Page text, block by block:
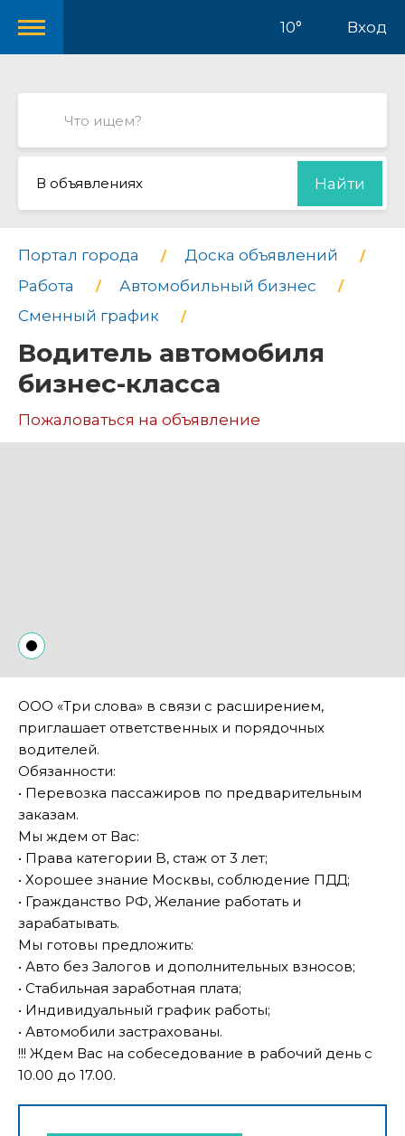
10° Вход
В объявлениях Найти
Портал города
Доска объявлений
Работа
Автомобильный бизнес
Сменный график
Водитель автомобиля
бизнес-класса
Пожаловаться на объявление
ООО «Три слова» в связи с расширением,
приглашает ответственных и порядочных
водителей.
Обязанности:
• Перевозка пассажиров по предварительным
заказам.
Мы ждем от Вас:
• Права категории B, стаж от 3 лет;
• Хорошее знание Москвы, соблюдение ПДД;
• Гражданство РФ, Желание работать и
зарабатывать.
Мы готовы предложить:
• Авто без Залогов и дополнительных взносов;
• Стабильная заработная плата;
• Индивидуальный график работы;
• Автомобили застрахованы.
!!! Ждем Вас на собеседование в рабочий день с
10.00 до 17.00.